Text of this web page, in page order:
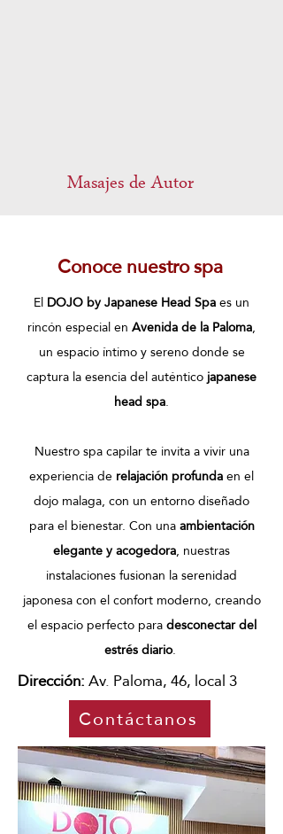
Masajes de Autor
Conoce nuestro spa
ElDOJO by Japanese Head Spaes un
rincón especial enAvenida de la Paloma,
un espacio íntimo y sereno donde se
captura la esencia del auténticojapanese
head spa.
Nuestro spa capilar te invita a vivir una
experiencia derelajación profundaen el
dojo malaga, con un entorno diseñado
para el bienestar. Con unaambientación
elegante y acogedora, nuestras
instalaciones fusionan la serenidad
japonesa con el confort moderno, creando
el espacio perfecto paradesconectar del
estrés diario. ​
Dirección:Av. Paloma, 46, local 3
Contáctanos